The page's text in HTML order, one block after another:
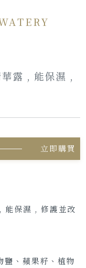
露 , 能保濕 ,
立即購買
能保濕 , 修護並改
鹽、蘋果籽、植物